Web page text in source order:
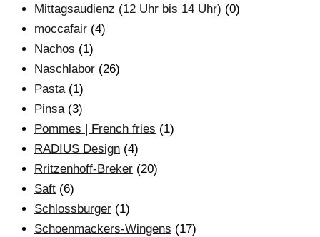
Mittagsaudienz (12 Uhr bis 14 Uhr) (0)
moccafair (4)
Nachos (1)
Naschlabor (26)
Pasta (1)
Pinsa (3)
Pommes | French fries (1)
RADIUS Design (4)
Rritzenhoff-Breker (20)
Saft (6)
Schlossburger (1)
Schoenmackers-Wingens (17)